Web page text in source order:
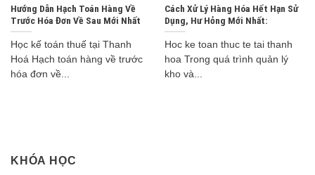
Hướng Dẫn Hạch Toán Hàng Về
Trước Hóa Đơn Về Sau Mới Nhất
Học kế toán thuế tại Thanh
Hoá Hạch toán hàng về trước
hóa đơn về...
Cách Xử Lý Hàng Hóa Hết Hạn Sử
Dụng, Hư Hỏng Mới Nhất:
Hoc ke toan thuc te tai thanh
hoa Trong quá trình quản lý
kho và...
KHÓA HỌC